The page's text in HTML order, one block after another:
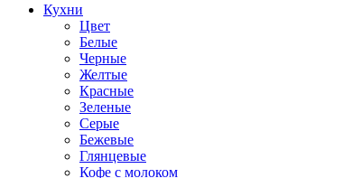
Кухни
Цвет
Белые
Черные
Желтые
Красные
Зеленые
Серые
Бежевые
Глянцевые
Кофе с молоком